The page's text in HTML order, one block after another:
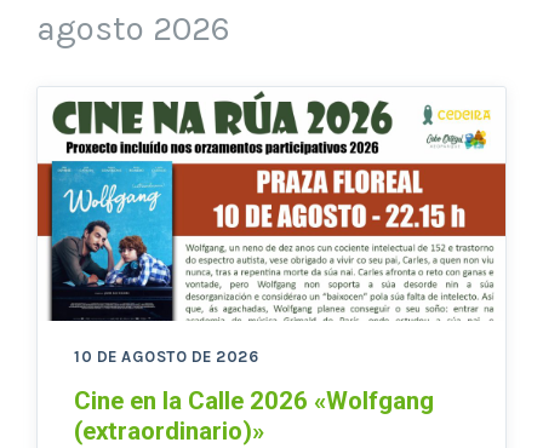
agosto 2026
10 DE AGOSTO DE 2026
Cine en la Calle 2026 «Wolfgang
(extraordinario)»